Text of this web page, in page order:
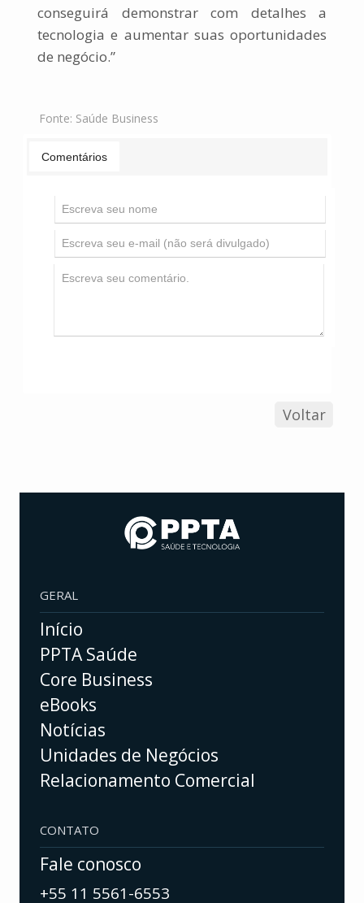
conseguirá demonstrar com detalhes a
tecnologia e aumentar suas oportunidades
de negócio.”
Fonte: Saúde Business
Comentários
Voltar
GERAL
Início
PPTA Saúde
Core Business
eBooks
Notícias
Unidades de Negócios
Relacionamento Comercial
CONTATO
Fale conosco
+55 11 5561-6553